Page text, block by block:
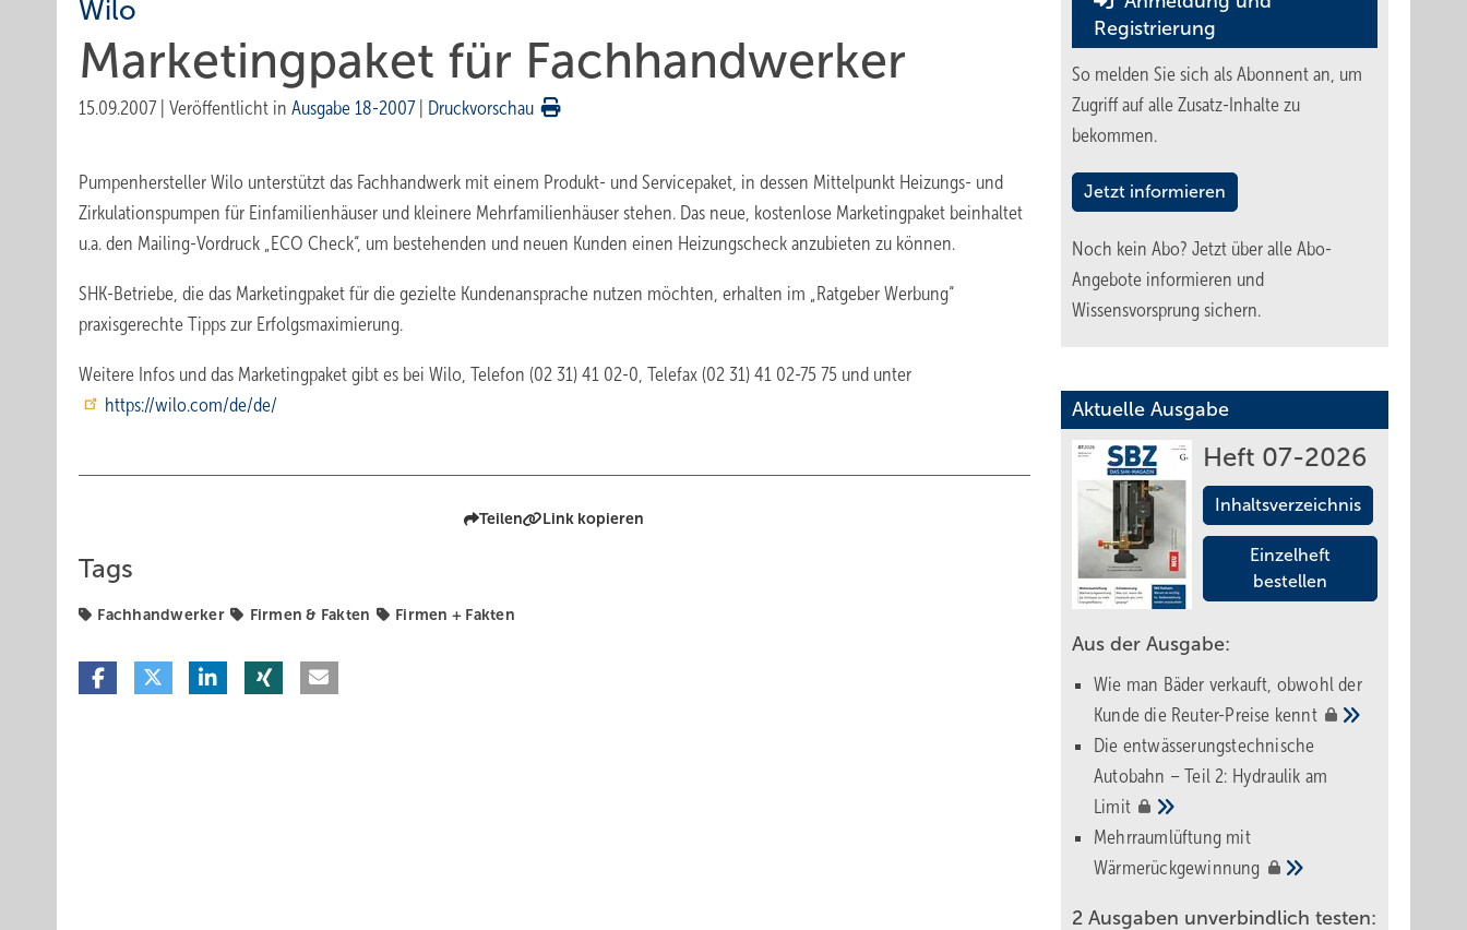
Wilo
Marketingpaket für Fachhandwerker
15.09.2007 Veröffentlicht in Ausgabe 18-2007 Druckvorschau
Pumpenhersteller Wilo unterstützt das Fachhandwerk mit einem Produkt- und Servicepaket, in dessen Mittelpunkt Heizungs- und
Zirkulationspumpen für Einfamilienhäuser und kleinere Mehrfamilienhäuser stehen. Das neue, kostenlose Marketingpaket beinhaltet
u.a. den Mailing-Vordruck „ECO Check“, um bestehenden und neuen Kunden einen Heizungscheck anzubieten zu können.
SHK-Betriebe, die das Marketingpaket für die gezielte Kundenansprache nutzen möchten, erhalten im „Ratgeber Werbung“
praxisgerechte Tipps zur Erfolgsmaximierung.
Weitere Infos und das Marketingpaket gibt es bei Wilo, Telefon (02 31) 41 02-0, Telefax (02 31) 41 02-75 75 und unter
https://wilo.com/de/de/
Teilen Link kopieren
Tags
Fachhandwerker Firmen & Fakten Firmen + Fakten
Registrierung
So melden Sie sich als Abonnent an, um
Zugriff auf alle Zusatz-Inhalte zu
bekommen.
Jetzt informieren
Noch kein Abo? Jetzt über alle Abo-
Angebote informieren und
Wissensvorsprung sichern.
Aktuelle Ausgabe
Heft 07-2026
Inhaltsverzeichnis
Einzelheft
bestellen
Aus der Ausgabe:
Wie man Bäder verkauft, obwohl der
Kunde die Reuter-Preise kennt
Die entwässerungstechnische
Autobahn – Teil 2: Hydraulik am
Limit
Mehrraumlüftung mit
Wärmerückgewinnung
2 Ausgaben unverbindlich testen: